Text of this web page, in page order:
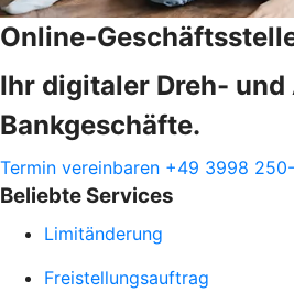
Online-
Ihr digitaler Dreh-
Bankgeschäfte.
Termin vereinbaren +49 3998
Beliebte Services
Limitänderung
Freistellungsauftrag